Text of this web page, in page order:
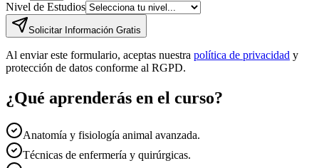
Nivel de Estudios
Solicitar Información Gratis
Al enviar este formulario, aceptas nuestra política de privacidad y
protección de datos conforme al RGPD.
¿Qué aprenderás en el curso?
Anatomía y fisiología animal avanzada.
Técnicas de enfermería y quirúrgicas.